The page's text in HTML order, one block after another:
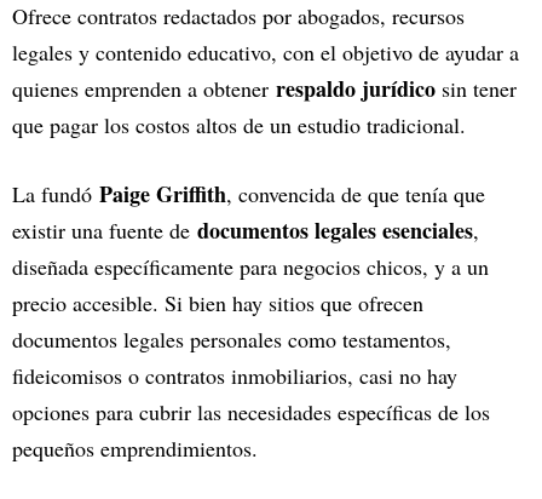
Ofrece contratos redactados por abogados, recursos
legales y contenido educativo, con el objetivo de ayudar a
quienes emprenden a obtener respaldo jurídico sin tener
que pagar los costos altos de un estudio tradicional.
La fundó Paige Griffith, convencida de que tenía que
existir una fuente de documentos legales esenciales,
diseñada específicamente para negocios chicos, y a un
precio accesible. Si bien hay sitios que ofrecen
documentos legales personales como testamentos,
fideicomisos o contratos inmobiliarios, casi no hay
opciones para cubrir las necesidades específicas de los
pequeños emprendimientos.